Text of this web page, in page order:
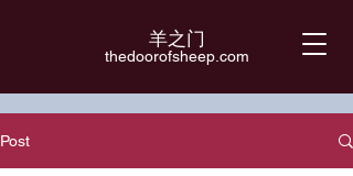
羊之门
​thedoorofsheep.com
Post